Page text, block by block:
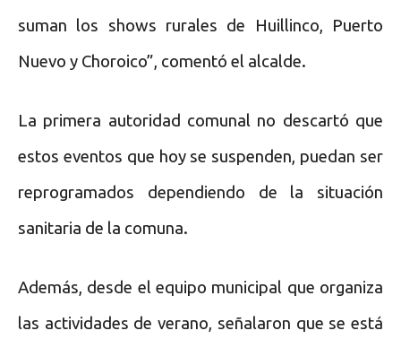
suman los shows rurales de Huillinco, Puerto
Nuevo y Choroico”, comentó el alcalde.
La primera autoridad comunal no descartó que
estos eventos que hoy se suspenden, puedan ser
reprogramados dependiendo de la situación
sanitaria de la comuna.
Además, desde el equipo municipal que organiza
las actividades de verano, señalaron que se está